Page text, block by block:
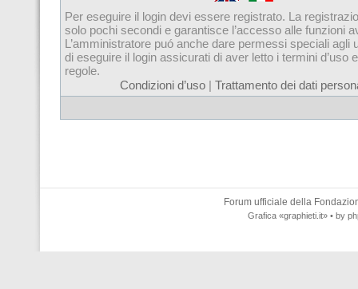
Per eseguire il login devi essere registrato. La
solo pochi secondi e garantisce l’accesso alle funzioni
L’amministratore puó anche dare permessi speciali agli
di eseguire il login assicurati di aver letto i termini d’uso
regole.
Condizioni d’uso | Trattamento dei dati
Forum ufficiale della
Grafica «graphieti.it» • by